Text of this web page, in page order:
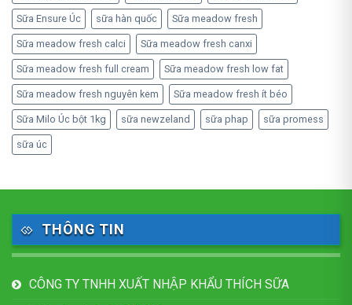
Sữa Ensure Úc sữa hàn quốc Sữa meadow fresh
Sữa meadow fresh calci Sữa meadow fresh canxi
Sữa meadow fresh full cream Sữa meadow fresh low fat
Sữa meadow fresh nguyên kem Sữa meadow fresh ít béo
Sữa Milo Úc bột 1kg sữa newzeland sữa phap sữa promess
sữa úc
THÔNG TIN
CÔNG TY TNHH XUẤT NHẬP KHẨU THÍCH SỮA